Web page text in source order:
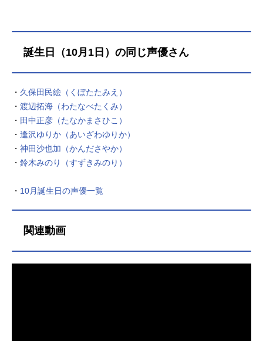
年8月7日（金）テレビ東京ほか話数
順一太宰治：中村悠一中原中也：柿
海坂口安吾：杉田智和萩原朔太郎：
野島健児室生犀星：逢坂良太志賀直
哉：前野智昭武者小路実篤：KENN菊
池寛：三木眞一郎久米正雄：吉野裕
行ネコ：大河元気スタッフ原作：DM
MGAMES世界観監修：イシイジロウ
誕生日（10月1日）の同じ声優さん
・ 久保田民絵（くぼたたみえ）
・ 渡辺拓海（わたなべたくみ）
・ 田中正彦（たなかまさひこ）
・ 逢沢ゆりか（あいざわゆりか）
・ 神田沙也加（かんださやか）
・ 鈴木みのり（すずきみのり）
・ 10月誕生日の声優一覧
関連動画